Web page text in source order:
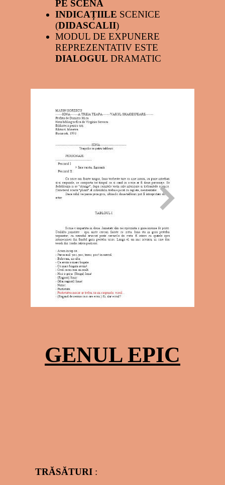
PE SCENĂ
INDICAȚIILE SCENICE
(DIDASCALII)
MODUL DE EXPUNERE
REPREZENTATIV ESTE
DIALOGUL DRAMATIC
GENUL EPIC
TRĂSĂTURI :